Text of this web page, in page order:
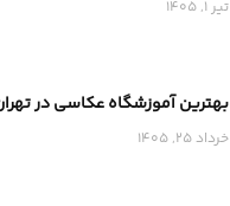
تیر 1, 1405
بهترین آموزشگاه عکاسی در
خرداد 25, 1405